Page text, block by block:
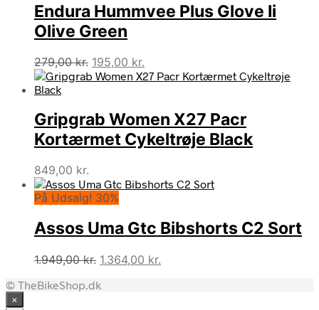
Endura Hummvee Plus Glove Ii
Olive Green
279,00kr. Den
oprindelige
279,00 kr..
195,00 kr.
aktuelle
195,00 kr..
Gripgrab Women X27 Pacr
Kortærmet Cykeltrøje Black
849,00 kr.
På Udsalg! 30%
Assos Uma Gtc Bibshorts C2 Sort
1.949,00kr. Den
pris
1.364,00 kr.
© TheBikeShop.dk
×